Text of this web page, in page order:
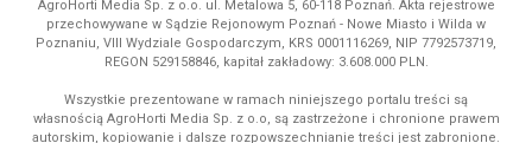
AgroHorti Media Sp. z o.o. ul. Metalowa 5, 60-118 Poznań. Akta rejestrowe
przechowywane w Sądzie Rejonowym Poznań - Nowe Miasto i Wilda w
Poznaniu, VIII Wydziale Gospodarczym, KRS 0001116269, NIP 7792573719,
REGON 529158846, kapitał zakładowy: 3.608.000 PLN.
Wszystkie prezentowane w ramach niniejszego portalu treści są
własnością AgroHorti Media Sp. z o.o, są zastrzeżone i chronione prawem
autorskim, kopiowanie i dalsze rozpowszechnianie treści jest zabronione.